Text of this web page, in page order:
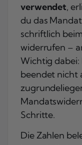
verwendet,
du das
schriftlich
widerrufen –
Wichtig
beendet nicht
Schritte.
Die Zahlen